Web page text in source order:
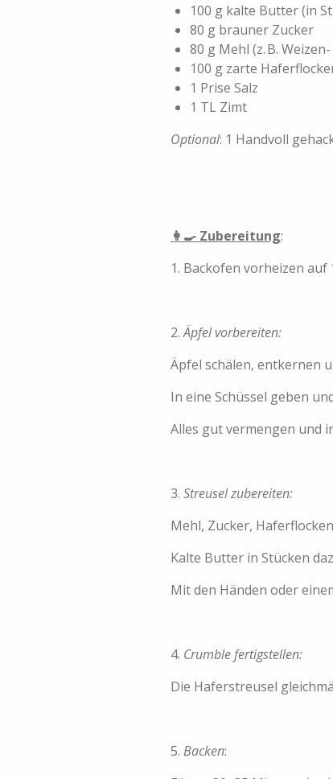
100 g kalte Butter (in
80 g brauner Zucker
80 g Mehl (z. B.
100 g zarte
1 Prise Salz
1 TL Zimt
Optional: 1 Handvoll
👩‍🍳 Zubereitung:
1. Backofen vorheizen auf
2.Äpfel vorbereiten:
Äpfel schälen, entkernen
In eine Schüssel geben
Alles gut vermengen und
3. Streusel zubereiten:
Mehl, Zucker,
Kalte Butter in Stücken
Mit den Händen oder
4. Crumble fertigstellen:
Die Haferstreusel
5. Backen: